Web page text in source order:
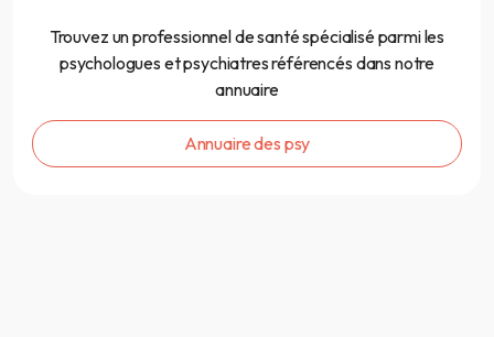
Trouvez un professionnel de santé spécialisé parmi les
psychologues et psychiatres référencés dans notre
annuaire
Annuaire des psy